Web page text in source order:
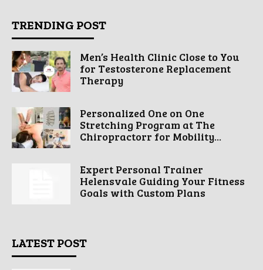
TRENDING POST
Men’s Health Clinic Close to You
for Testosterone Replacement
Therapy
Personalized One on One
Stretching Program at The
Chiropractorr for Mobility...
Expert Personal Trainer
Helensvale Guiding Your Fitness
Goals with Custom Plans
LATEST POST